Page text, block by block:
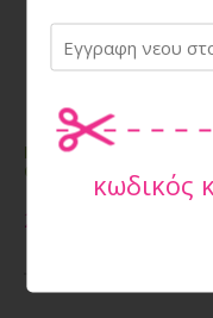
INTERSAND EXTREME
CLASSIC BABY POWDER
27,60€
κωδικός